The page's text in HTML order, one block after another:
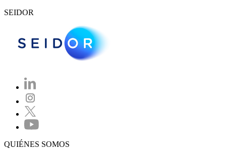
SEIDOR
QUIÉNES SOMOS